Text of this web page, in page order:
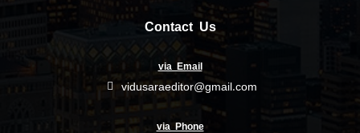
Contact Us
via Email
vidusaraeditor@gmail.com
via Phone